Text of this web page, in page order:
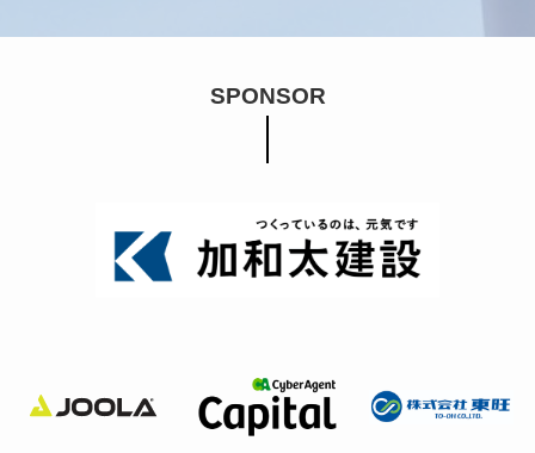
SPONSOR